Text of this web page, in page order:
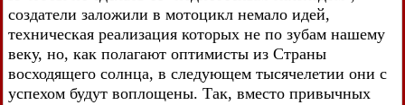
создатели заложили в мотоцикл немало идей,
техническая реализация которых не по зубам нашему
веку, но, как полагают оптимисты из Страны
восходящего солнца, в следующем тысячелетии они с
успехом будут воплощены. Так, вместо привычных